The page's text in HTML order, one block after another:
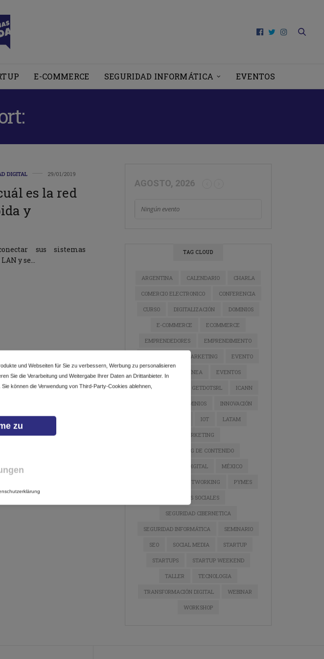
E-COMMERCE SEGURIDAD INFORMÁTICA EVENTOS
DIGITAL 29/01/2019
es la red
y
sus sistemas
y se…
AGOSTO, 2026
Ningún evento
TAG CLOUD
ARGENTINA CALENDARIO CHARLA
COMERCIO ELECTRONICO CONFERENCIA
CURSO DIGITALIZACIÓN DOMINIOS
E-COMMERCE ECOMMERCE
EMPRENDEDORES EMPRENDIMIENTO
ESTRATEGIA DE MARKETING EVENTO
EVENTO EN LÍNEA EVENTOS
GETDOTLTDA GETDOTSRL ICANN
INDUSTRIA DE DOMINIOS INNOVACIÓN
IOT LATAM
MARKETING
MARKETING DE CONTENIDO
MARKETING DIGITAL MÉXICO
NETWORKING PYMES
REDES SOCIALES
SEGURIDAD CIBERNETICA
SEGURIDAD INFORMÁTICA SEMINARIO
SEO SOCIAL MEDIA STARTUP
STARTUPS STARTUP WEEKEND
TALLER TECNOLOGIA
TRANSFORMACIÓN DIGITAL WEBINAR
WORKSHOP
und Webseiten für Sie zu verbessern, Werbung zu personalisieren
Sie die Verarbeitung und Weitergabe Ihrer Daten an Drittanbieter. In
können die Verwendung von Third-Party-Cookies ablehnen,
zu